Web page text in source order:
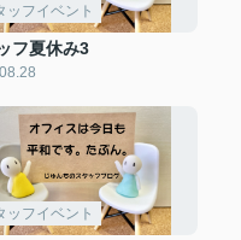
ッフイベント
フ夏休み3
ッフイベント